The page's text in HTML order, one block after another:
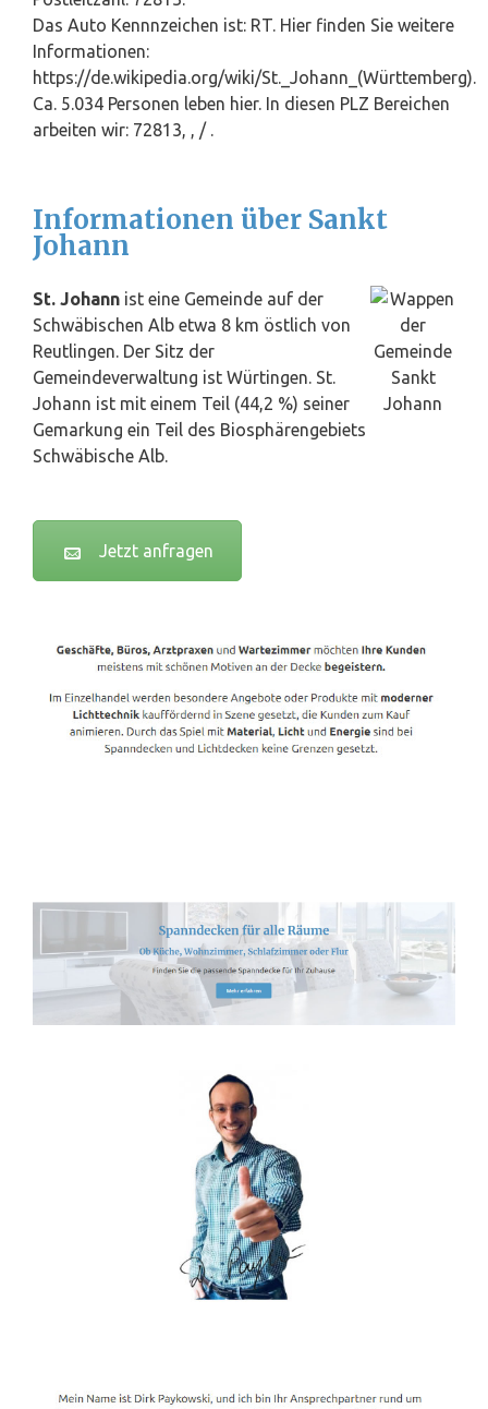
Das Auto Kennnzeichen ist: RT. Hier finden Sie weitere
Informationen:
https://de.wikipedia.org/wiki/St._Johann_(Württemberg).
Ca. 5.034 Personen leben hier. In diesen PLZ Bereichen
arbeiten wir: 72813, , / .
Informationen über Sankt
Johann
St. Johann ist eine Gemeinde auf der
Schwäbischen Alb etwa 8 km östlich von
Reutlingen. Der Sitz der
Gemeindeverwaltung ist Würtingen. St.
Johann ist mit einem Teil (44,2 %) seiner
Gemarkung ein Teil des Biosphärengebiets
Schwäbische Alb.
Jetzt anfragen